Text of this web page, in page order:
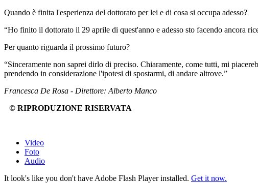
Quando è finita l'esperienza del dottorato per lei e di cosa si occupa adesso?
“Ho finito il dottorato il 29 aprile di quest'anno e adesso sto facendo ancora
Per quanto riguarda il prossimo futuro?
“Sinceramente non saprei dirlo di preciso. Chiaramente, come tutti, mi
prendendo in considerazione l'ipotesi di spostarmi, di andare altrove.”
Francesca De Rosa - Direttore: Alberto Manco
© RIPRODUZIONE RISERVATA
Video
Foto
Audio
It look's like you don't have Adobe Flash Player installed. Get it now.